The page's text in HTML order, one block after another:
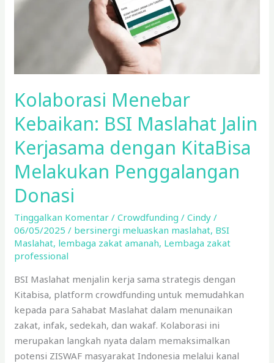
Kolaborasi Menebar
Kebaikan: BSI Maslahat Jalin
Kerjasama dengan KitaBisa
Melakukan Penggalangan
Donasi
Tinggalkan Komentar /Crowdfunding /Cindy/
06/05/2025/ bersinergi meluaskan maslahat, BSI
Maslahat, lembaga zakat amanah, Lembaga zakat
professional
BSI Maslahat menjalin kerja sama strategis dengan
Kitabisa, platform crowdfunding untuk memudahkan
kepada para Sahabat Maslahat dalam menunaikan
zakat, infak, sedekah, dan wakaf. Kolaborasi ini
merupakan langkah nyata dalam memaksimalkan
potensi ZISWAF masyarakat Indonesia melalui kanal
Kerjasama